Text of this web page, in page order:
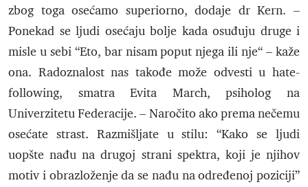
zbog toga osećamo superiorno, dodaje dr Kern. –
Ponekad se ljudi osećaju bolje kada osuđuju druge i
misle u sebi “Eto, bar nisam poput njega ili nje“ – kaže
ona. Radoznalost nas takođe može odvesti u hate-
following, smatra Evita March, psiholog na
Univerzitetu Federacije. – Naročito ako prema nečemu
osećate strast. Razmišljate u stilu: “Kako se ljudi
uopšte nađu na drugoj strani spektra, koji je njihov
motiv i obrazloženje da se nađu na određenoj poziciji”